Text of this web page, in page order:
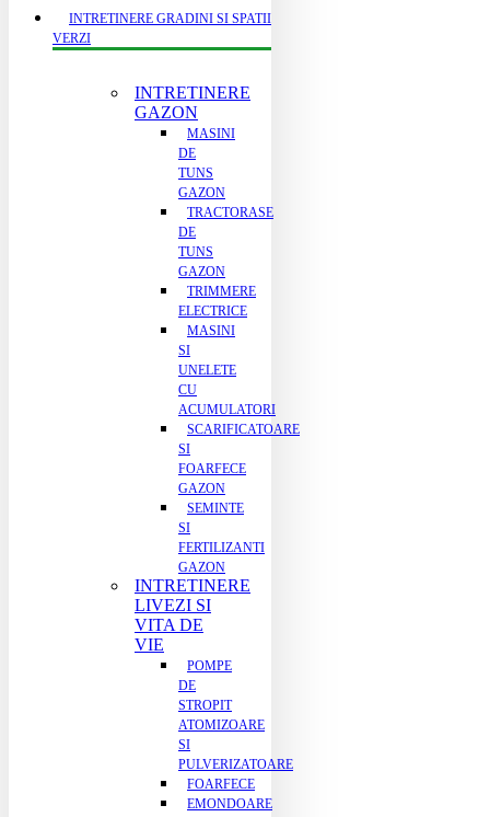
INTRETINERE GRADINI SI SPATII
VERZI
INTRETINERE
GAZON
MASINI
DE
TUNS
GAZON
TRACTORASE
DE
TUNS
GAZON
TRIMMERE
ELECTRICE
MASINI
SI
UNELETE
CU
ACUMULATORI
SCARIFICATOARE
SI
FOARFECE
GAZON
SEMINTE
SI
FERTILIZANTI
GAZON
INTRETINERE
LIVEZI SI
VITA DE
VIE
POMPE
DE
STROPIT
ATOMIZOARE
SI
PULVERIZATOARE
FOARFECE
EMONDOARE